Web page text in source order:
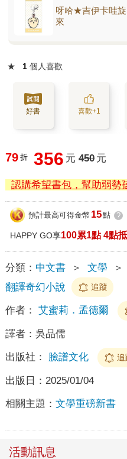
呀哈★吉伊卡哇
來
★ 1 個人喜歡
好書 喜歡+1
79 折 356 元 450 元
認購希望書包，幫助弱勢
預計最高可得金幣 15點 ?
HAPPY GO享100累1點 4點
分類： 中文書 ＞ 文學 ＞
翻譯奇幻小說
追蹤
作者： 艾蜜莉．孟德爾
譯者： 吳品儒
出版社： 臉譜文化 追
出版日： 2025/01/04
相關主題： 文學重磅新書
活動訊息